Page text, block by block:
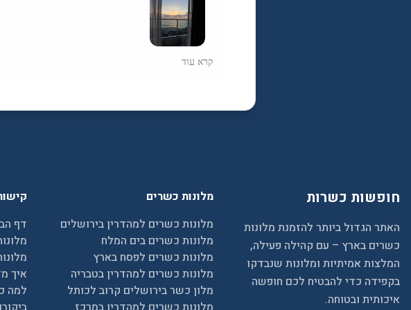
נהנתי מאד מהשירות האדיב והזמין,
הזמנו דרכם נופש קצרצר במלון מדיטרה נתניה
וכמובן נזמין שוב דרכם!
קרא עוד
חופשות כשרות
האתר הגדול ביותר להזמנת מלונות
כשרים בארץ – עם קהילה פעילה,
המלצות אמיתיות ומלונות שנבדקו
בקפידה כדי להבטיח לכם חופשה
איכותית ובטוחה.
מלונות כשרים
מלונות כשרים למהדרין בירושלים
מלונות כשרים בים המלח
מלונות כשרים לפסח בארץ
מלונות כשרים למהדרין בטבריה
מלון כשר בירושלים קרוב לכותל
דף
איך
למה